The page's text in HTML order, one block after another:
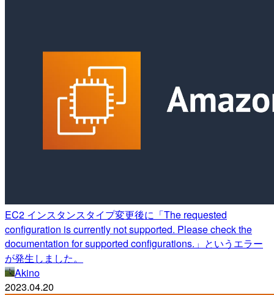
EC2 インスタンスタイプ変更後に「The requested
configuration is currently not supported. Please check the
documentation for supported configurations.」というエラー
が発生しました。
Akino
2023.04.20